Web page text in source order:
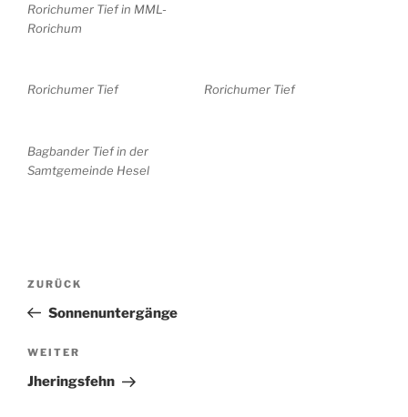
Rorichumer Tief in MML-
Rorichum
Rorichumer Tief Rorichumer Tief
Bagbander Tief in der
Samtgemeinde Hesel
Beitragsnavigation
Vorheriger
Beitrag
ZURÜCK
Sonnenuntergänge
Nächster
Beitrag
WEITER
Jheringsfehn